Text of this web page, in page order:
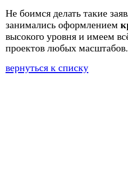
Не боимся делать такие
занимались оформлением
высокого уровня и имеем
проектов любых масштабов.
вернуться к списку